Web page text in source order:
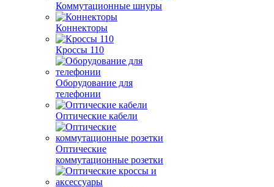
Коммутационные шнуры
Коннекторы
Кроссы 110
Оборудование для
телефонии
Оптические кабели
Оптические
коммутационные розетки